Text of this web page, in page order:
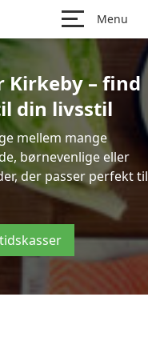
Menu
Kirkeby – find
din livsstil
mellem mange
børnevenlige eller
der passer perfekt til